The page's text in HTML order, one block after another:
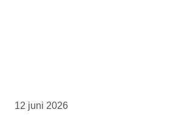
12 juni 2026